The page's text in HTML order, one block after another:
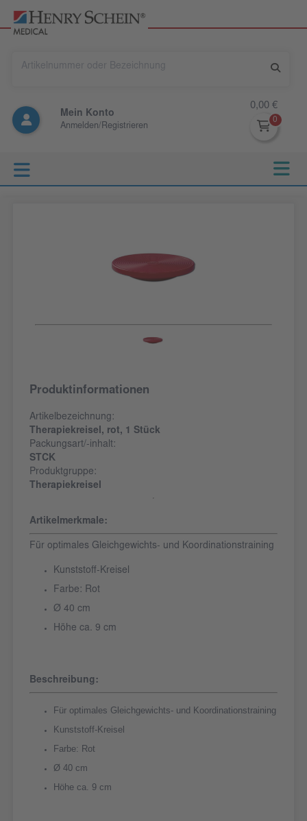
Mein Konto
Anmelden/Registrieren
0,00 €
Produktinformationen
Artikelbezeichnung:
Therapiekreisel, rot, 1 Stück
Packungsart/-inhalt:
STCK
Produktgruppe:
Therapiekreisel
Artikelmerkmale:
Für optimales Gleichgewichts- und Koordinationstraining
Kunststoff-Kreisel
Farbe: Rot
Ø 40 cm
Höhe ca. 9 cm
Beschreibung:
Für optimales Gleichgewichts- und Koordinationstraining
Kunststoff-Kreisel
Farbe: Rot
Ø 40 cm
Höhe ca. 9 cm